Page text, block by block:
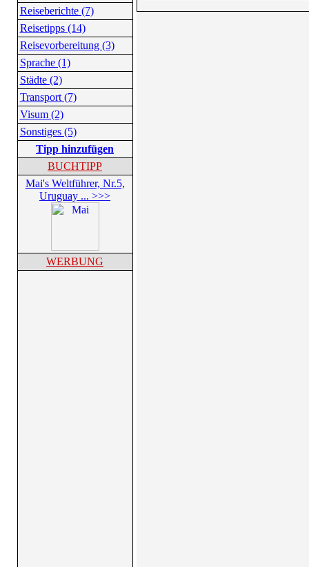
Reiseberichte (7)
Reisetipps (14)
Reisevorbereitung (3)
Sprache (1)
Städte (2)
Transport (7)
Visum (2)
Sonstiges (5)
Tipp hinzufügen
BUCHTIPP
Mai's Weltführer, Nr.5,
Uruguay ... >>>
WERBUNG